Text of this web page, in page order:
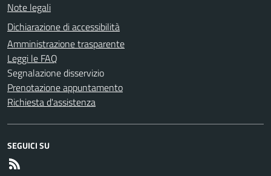
Note legali
Dichiarazione di accessibilità
Amministrazione trasparente
Leggi le FAQ
Segnalazione disservizio
Prenotazione appuntamento
Richiesta d'assistenza
SEGUICI SU